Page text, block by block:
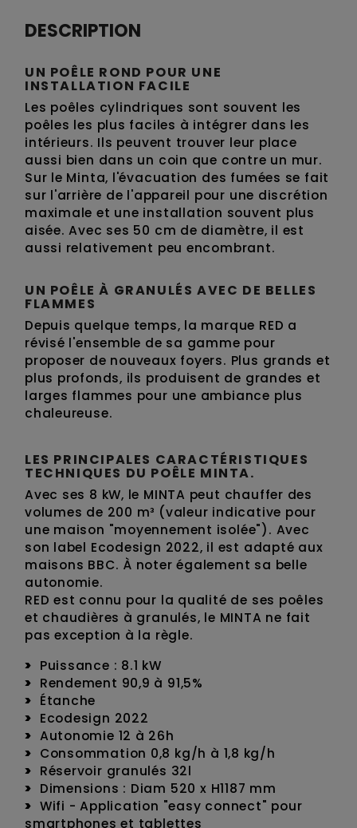
DESCRIPTION
UN POÊLE ROND POUR UNE
INSTALLATION FACILE
Les poêles cylindriques sont souvent les
poêles les plus faciles à intégrer dans les
intérieurs. Ils peuvent trouver leur place
aussi bien dans un coin que contre un mur.
Sur le Minta, l'évacuation des fumées se fait
sur l'arrière de l'appareil pour une discrétion
maximale et une installation souvent plus
aisée. Avec ses 50 cm de diamètre, il est
aussi relativement peu encombrant.
UN POÊLE À GRANULÉS AVEC DE BELLES
FLAMMES
Depuis quelque temps, la marque RED a
révisé l'ensemble de sa gamme pour
proposer de nouveaux foyers. Plus grands et
plus profonds, ils produisent de grandes et
larges flammes pour une ambiance plus
chaleureuse.
LES PRINCIPALES CARACTÉRISTIQUES
TECHNIQUES DU POÊLE MINTA.
Avec ses 8 kW, le MINTA peut chauffer des
volumes de 200 m³ (valeur indicative pour
une maison "moyennement isolée"). Avec
son label Ecodesign 2022, il est adapté aux
maisons BBC. À noter également sa belle
autonomie.
RED est connu pour la qualité de ses poêles
et chaudières à granulés, le MINTA ne fait
pas exception à la règle.
Puissance : 8.1 kW
Rendement 90,9 à 91,5%
Étanche
Ecodesign 2022
Autonomie 12 à 26h
Consommation 0,8 kg/h à 1,8 kg/h
Réservoir granulés 32l
Dimensions : Diam 520 x H1187 mm
Wifi - Application "easy connect" pour
smartphones et tablettes